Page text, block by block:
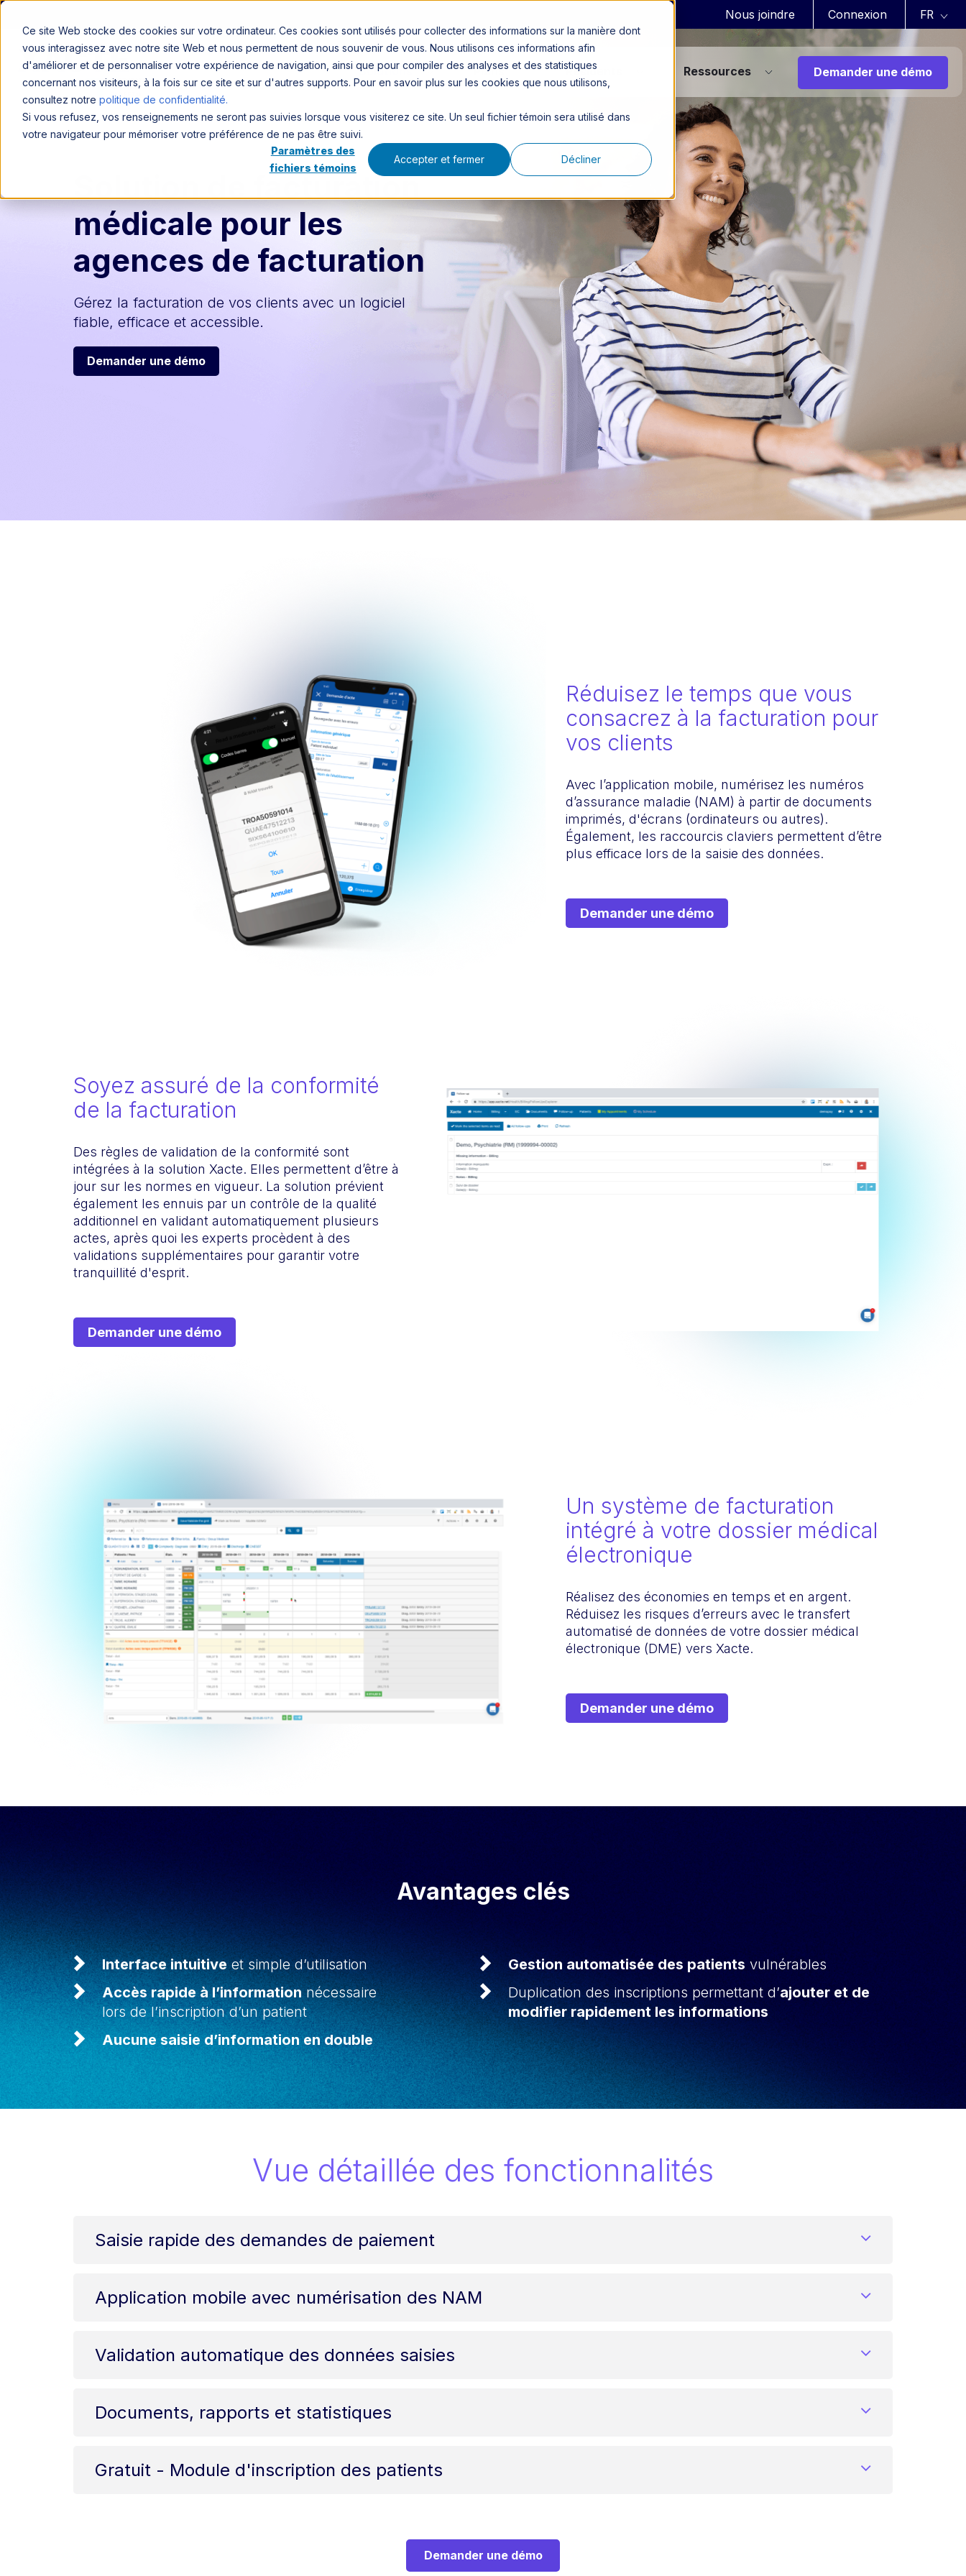
Ce site Web stocke des cookies sur votre ordinateur. Ces cookies sont utilisés pour collecter des informations sur la manière dont
vous interagissez avec notre site Web et nous permettent de nous souvenir de vous. Nous utilisons ces informations afin
d'améliorer et de personnaliser votre expérience de navigation, ainsi que pour compiler des analyses et des statistiques
concernant nos visiteurs, à la fois sur ce site et sur d'autres supports. Pour en savoir plus sur les cookies que nous utilisons,
consultez notre politique de confidentialité.
Si vous refusez, vos renseignements ne seront pas suivies lorsque vous visiterez ce site. Un seul fichier témoin sera utilisé dans
votre navigateur pour mémoriser votre préférence de ne pas être suivi.
Paramètres des
fichiers témoins
Accepter et fermer Décliner
Nous joindre Connexion
Solutions Plans Résidents Ressources Demander une démo
Solution de facturation
médicale pour les
agences de facturation
Gérez la facturation de vos clients avec un logiciel
fiable, efficace et accessible.
Demander une démo
Réduisez le temps que vous
consacrez à la facturation pour
vos clients
Avec l’application mobile, numérisez les numéros
d’assurance maladie (NAM) à partir de documents
imprimés, d'écrans (ordinateurs ou autres).
Également, les raccourcis claviers permettent d’être
plus efficace lors de la saisie des données.
Demander une démo
Soyez assuré de la conformité
de la facturation
Des règles de validation de la conformité sont
intégrées à la solution Xacte. Elles permettent d’être à
jour sur les normes en vigueur. La solution prévient
également les ennuis par un contrôle de la qualité
additionnel en validant automatiquement plusieurs
actes, après quoi les experts procèdent à des
validations supplémentaires pour garantir votre
tranquillité d'esprit.
Demander une démo
Un système de facturation
intégré à votre dossier médical
électronique
Réalisez des économies en temps et en argent.
Réduisez les risques d’erreurs avec le transfert
automatisé de données de votre dossier médical
électronique (DME) vers Xacte.
Demander une démo
Avantages clés
Interface intuitiveet simple d’utilisation
Accès rapide à l’informationnécessaire
lors de l’inscription d’un patient
Aucune saisie d’information en double
Gestion automatisée des patients vulnérables
Duplication des inscriptions permettant d’ajouter et de
modifier rapidement les informations
Vue détaillée des fonctionnalités
Saisie rapide des demandes de paiement
Application mobile avec numérisation des NAM
Validation automatique des données saisies
Documents, rapports et statistiques
Gratuit - Module d'inscription des patients
Demander une démo